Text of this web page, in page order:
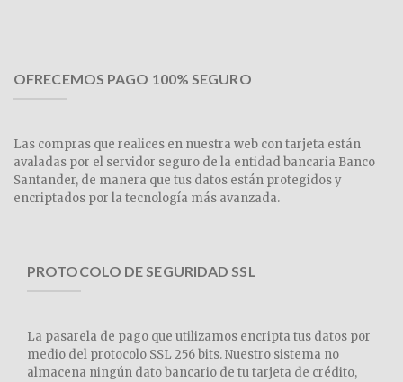
OFRECEMOS PAGO 100% SEGURO
Las compras que realices en nuestra web con tarjeta están
avaladas por el servidor seguro de la entidad bancaria Banco
Santander, de manera que tus datos están protegidos y
encriptados por la tecnología más avanzada.
PROTOCOLO DE SEGURIDAD SSL
La pasarela de pago que utilizamos encripta tus datos por
medio del protocolo SSL 256 bits. Nuestro sistema no
almacena ningún dato bancario de tu tarjeta de crédito,